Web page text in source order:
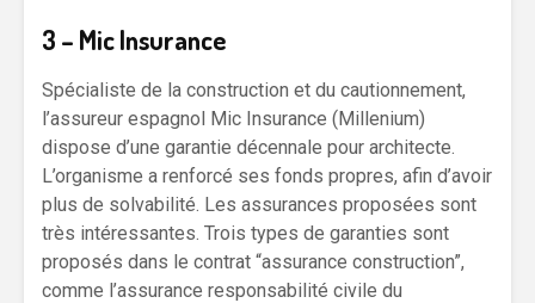
3 – Mic Insurance
Spécialiste de la construction et du cautionnement,
l’assureur espagnol Mic Insurance (Millenium)
dispose d’une garantie décennale pour architecte.
L’organisme a renforcé ses fonds propres, afin d’avoir
plus de solvabilité. Les assurances proposées sont
très intéressantes. Trois types de garanties sont
proposés dans le contrat “assurance construction”,
comme l’assurance responsabilité civile du